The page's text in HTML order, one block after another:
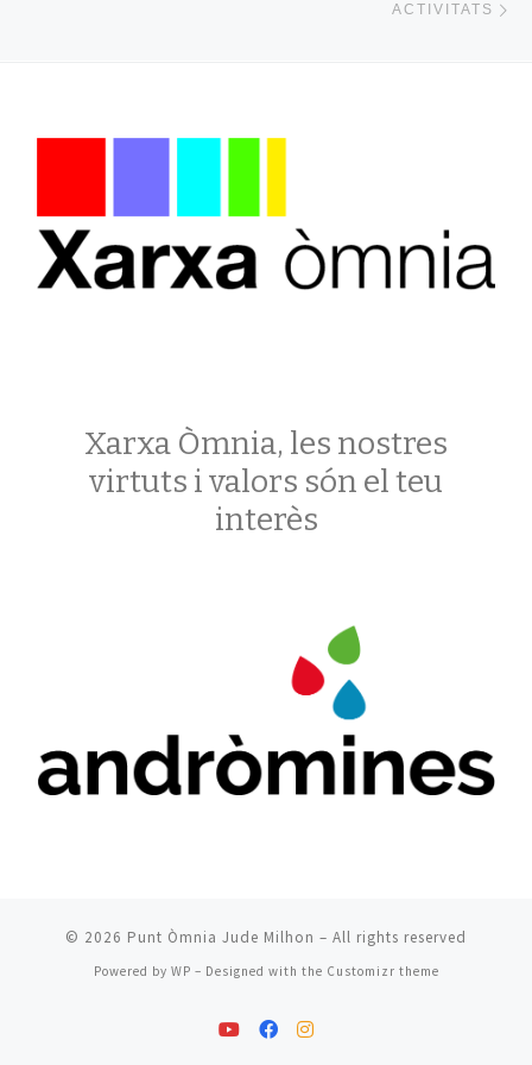
ACTIVITATS
Xarxa Òmnia, les nostres
virtuts i valors són el teu
interès
© 2026 Punt Òmnia Jude Milhon – All rights reserved
Powered by WP – Designed with the Customizr theme